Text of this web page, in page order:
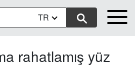
TR
rahatlamış yüz